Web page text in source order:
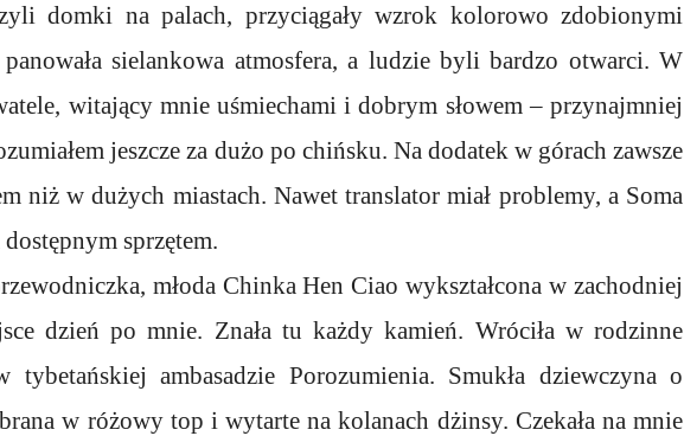
domki na palach, przyciągały wzrok kolorowo zdobionymi
sielankowa atmosfera, a ludzie byli bardzo otwarci. W
witający mnie uśmiechami i dobrym słowem – przynajmniej
jeszcze za dużo po chińsku. Na dodatek w górach zawsze
niż w dużych miastach. Nawet translator miał problemy, a Soma
sprzętem.
młoda Chinka Hen Ciao wykształcona w zachodniej
dzień po mnie. Znała tu każdy kamień. Wróciła w rodzinne
ambasadzie Porozumienia. Smukła dziewczyna o
w różowy top i wytarte na kolanach dżinsy. Czekała na mnie